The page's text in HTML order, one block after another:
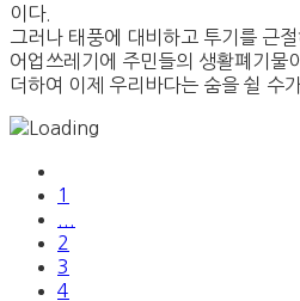
이다.
그러나 태풍에 대비하고 투기를 근
어업쓰레기에 주민들의 생활폐기물이
더하여 이제 우리바다는 숨을 쉴 수
1
2
3
4